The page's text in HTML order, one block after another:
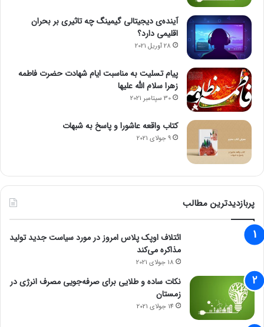
آینده‌ی دیجیتالی گیمینگ چه تاثیری بر بحران
اقلیمی دارد؟
28 آوریل 2021
پیام تسلیت به مناسبت ایام شهادت حضرت فاطمه
زهرا سلام الله علیها
30 سپتامبر 2021
کتاب واقعه عاشورا و پاسخ به شبهات
9 جولای 2021
پربازدیدترین مطالب
ائتلاف اوپک پلاس امروز در مورد سیاست جدید تولید
مذاکره می‌کند
18 جولای 2021
نکات ساده و طلایی برای صرفه‌جویی مصرف انرژی در
زمستان
14 جولای 2021